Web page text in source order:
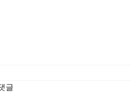
[3/8] 주일주보
글